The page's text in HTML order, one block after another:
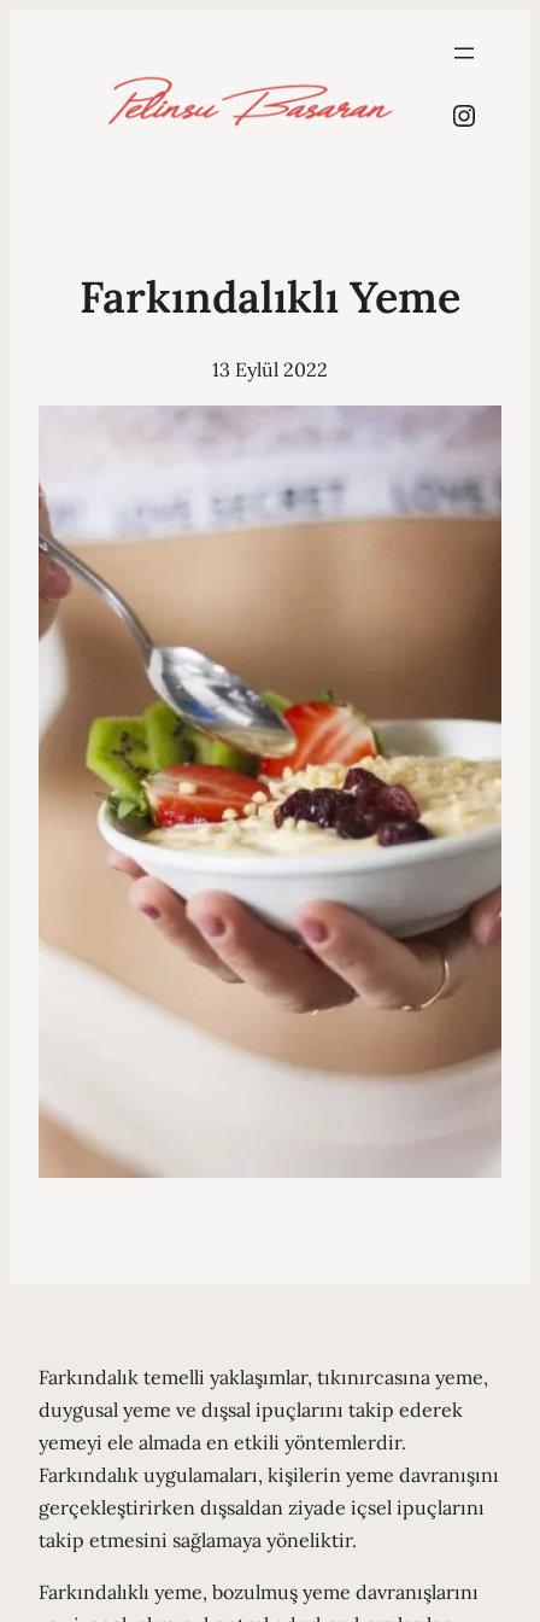
Farkındalıklı Yeme
13 Eylül 2022
Farkındalık temelli yaklaşımlar, tıkınırcasına yeme,
duygusal yeme ve dışsal ipuçlarını takip ederek
yemeyi ele almada en etkili yöntemlerdir.
Farkındalık uygulamaları, kişilerin yeme davranışını
gerçekleştirirken dışsaldan ziyade içsel ipuçlarını
takip etmesini sağlamaya yöneliktir.
Farkındalıklı yeme, bozulmuş yeme davranışlarını